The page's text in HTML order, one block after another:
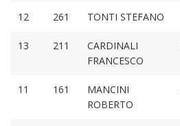
12 261 TONTI STEFANO
13 211
CARDINALI
FRANCESCO
11 161
MANCINI
ROBERTO